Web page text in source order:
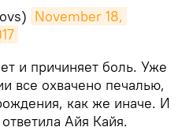
November 18,
и причиняет боль. Уже
все охвачено печалью,
как же иначе. И
Айя Кайя.